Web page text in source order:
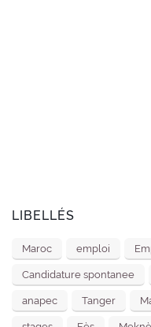
LIBELLÉS
Maroc emploi
Candidature spontanee
anapec Tanger